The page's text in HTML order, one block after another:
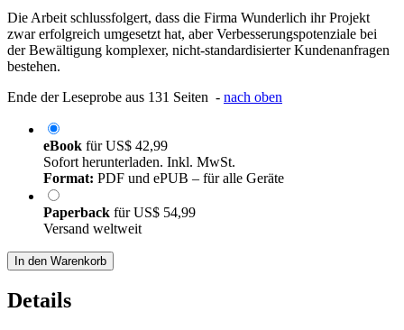
Die Arbeit schlussfolgert, dass die Firma Wunderlich ihr Projekt
zwar erfolgreich umgesetzt hat, aber Verbesserungspotenziale bei
der Bewältigung komplexer, nicht-standardisierter Kundenanfragen
bestehen.
Ende der Leseprobe aus 131 Seiten - nach oben
eBook fürUS$ 42,99
Sofort herunterladen. Inkl. MwSt.
Format: PDF und ePUB – für alle Geräte
Paperback fürUS$ 54,99
Versand weltweit
In den Warenkorb
Details